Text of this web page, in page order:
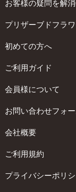
お客様の疑問を解消
プリザーブドフラ
初めての方へ
ご利用ガイド
会員様について
お問い合わせフォ
会社概要
ご利用規約
プライバシーポリ